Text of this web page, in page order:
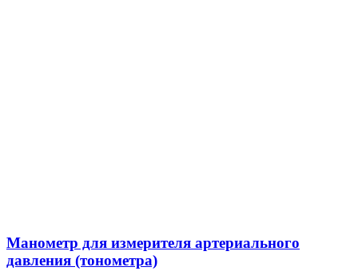
Манометр для измерителя артериального
давления (тонометра)